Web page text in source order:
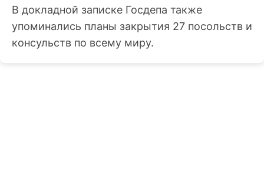
В докладной записке Госдепа также
упоминались планы закрытия 27 посольств и
консульств по всему миру.